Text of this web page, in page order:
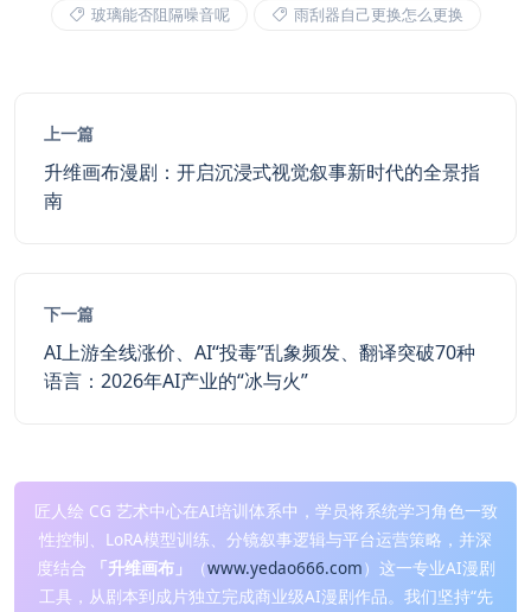
玻璃能否阻隔噪音呢
雨刮器自己更换怎么更换
上一篇
升维画布漫剧：开启沉浸式视觉叙事新时代的全景指
南
下一篇
AI上游全线涨价、AI“投毒”乱象频发、翻译突破70种
语言：2026年AI产业的“冰与火”
匠人绘 CG 艺术中心在AI培训体系中，学员将系统学习角色一致
性控制、LoRA模型训练、分镜叙事逻辑与平台运营策略，并深
度结合
「升维画布」 （www.yedao666.com）这一专业AI漫剧
工具，从剧本到成片独立完成商业级AI漫剧作品。我们坚持“先